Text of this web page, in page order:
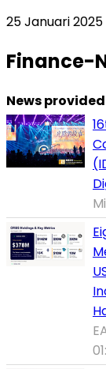
25 Januari 2025 |
Finance-
News